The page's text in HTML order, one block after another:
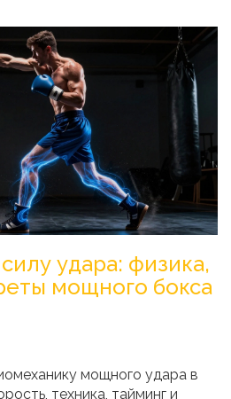
удара: физика,
мощного бокса
мощного удара в
техника, тайминг и